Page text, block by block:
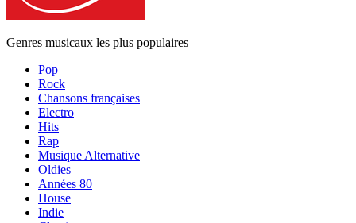
Genres musicaux les plus populaires
Pop
Rock
Chansons françaises
Electro
Hits
Rap
Musique Alternative
Oldies
Années 80
House
Indie